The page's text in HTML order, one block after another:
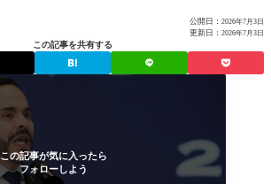
公開日： 2026年7月3日
更新日： 2026年7月3日
この記事を共有する
この記事が気に入ったら
フォローしよう